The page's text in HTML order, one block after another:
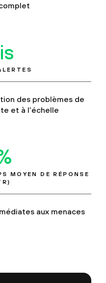
des problèmes de
et à l’échelle
MOYEN DE RÉPONSE
aux menaces